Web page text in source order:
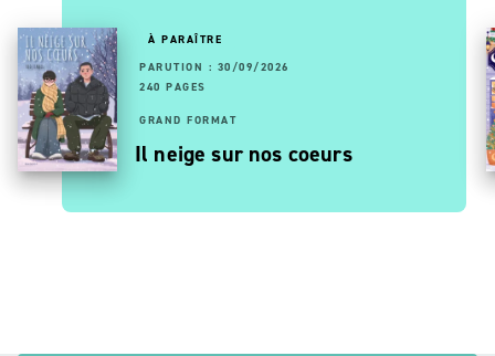
À PARAÎTRE
PARUTION : 30/09/2026
240 PAGES
GRAND FORMAT
Il neige sur nos coeurs